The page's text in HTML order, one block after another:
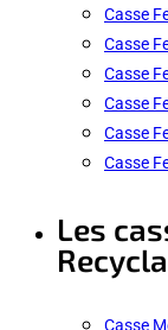
Casse
Casse
Casse
Casse
Casse
Casse
Les
Casse